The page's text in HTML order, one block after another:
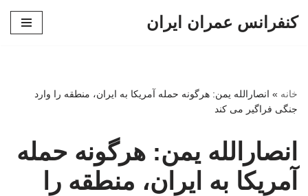
کنفرانس عمران ایران
خانه » انصارالله یمن: هرگونه حمله آمریکا به ایران، منطقه را وارد
جنگی فراگیر می کند
انصارالله یمن: هرگونه حمله
آمریکا به ایران، منطقه را